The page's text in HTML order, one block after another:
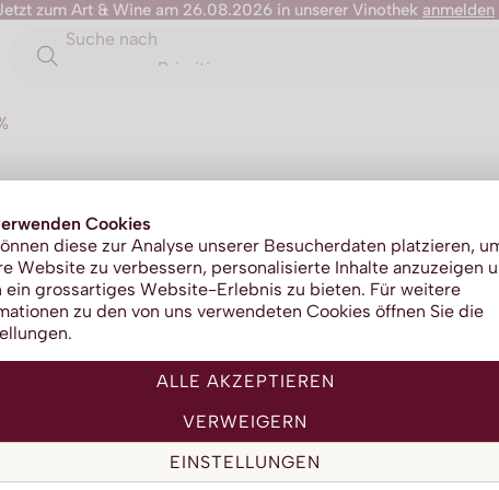
Cookies
diese zur Analyse unserer Besucherdaten platzieren,
Website zu verbessern, personalisierte Inhalte anzuzeigen
ein grossartiges Website-Erlebnis zu bieten. Für weitere
zu den von uns verwendeten Cookies öffnen Sie die
ALLE AKZEPTIEREN
VERWEIGERN
EINSTELLUNGEN
zum Art & Wine am 26.08.2026 in unserer Vinothek anmelden
Suche nach